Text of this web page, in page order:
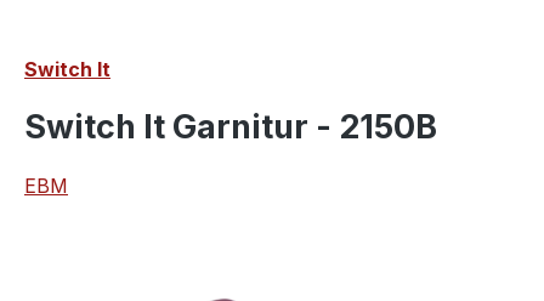
Switch It
Switch It Garnitur - 2150B
EBM